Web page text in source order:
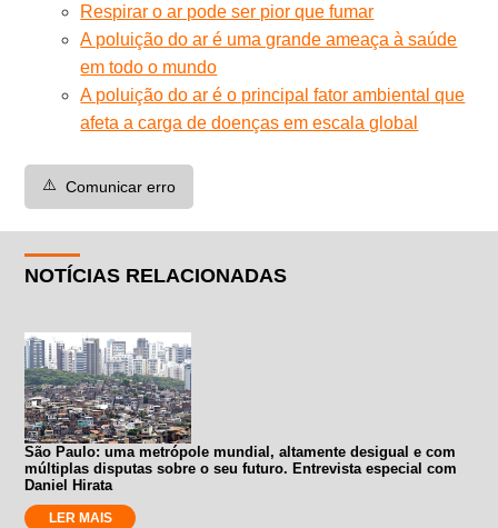
Respirar o ar pode ser pior que fumar
A poluição do ar é uma grande ameaça à saúde
em todo o mundo
A poluição do ar é o principal fator ambiental que
afeta a carga de doenças em escala global
⚠️ Comunicar erro
NOTÍCIAS RELACIONADAS
São Paulo: uma metrópole mundial, altamente desigual e com
múltiplas disputas sobre o seu futuro. Entrevista especial com
Daniel Hirata
LER MAIS